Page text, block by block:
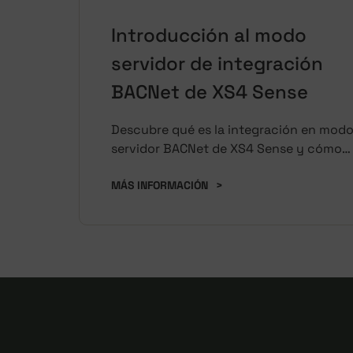
Introducción al modo
servidor de integración
BACNet de XS4 Sense
Descubre qué es la integración en modo
servidor BACNet de XS4 Sense y cómo
MÁS INFORMACIÓN >